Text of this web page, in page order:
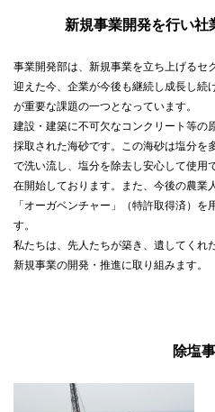
新規事業開発を行い社
事業開発部は、新規事業を立ち上げるセ
迎えた今、企業が今後も継続し成長し続
が重要な課題の一つとなっています。
建設・建築に不可欠なコンクリート等の
採取された海砂です。この海砂は塩分を
で洗い流し、塩分を除去し安心して使用
在開始しております。また、今後の農業
「オーガベンチャー」（特許取得済）を
す。
私たちは、先人たちが築き、遺してくれ
新規事業の開発・推進に取り組みます。
除塩